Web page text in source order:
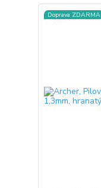
Doprava ZDARMA